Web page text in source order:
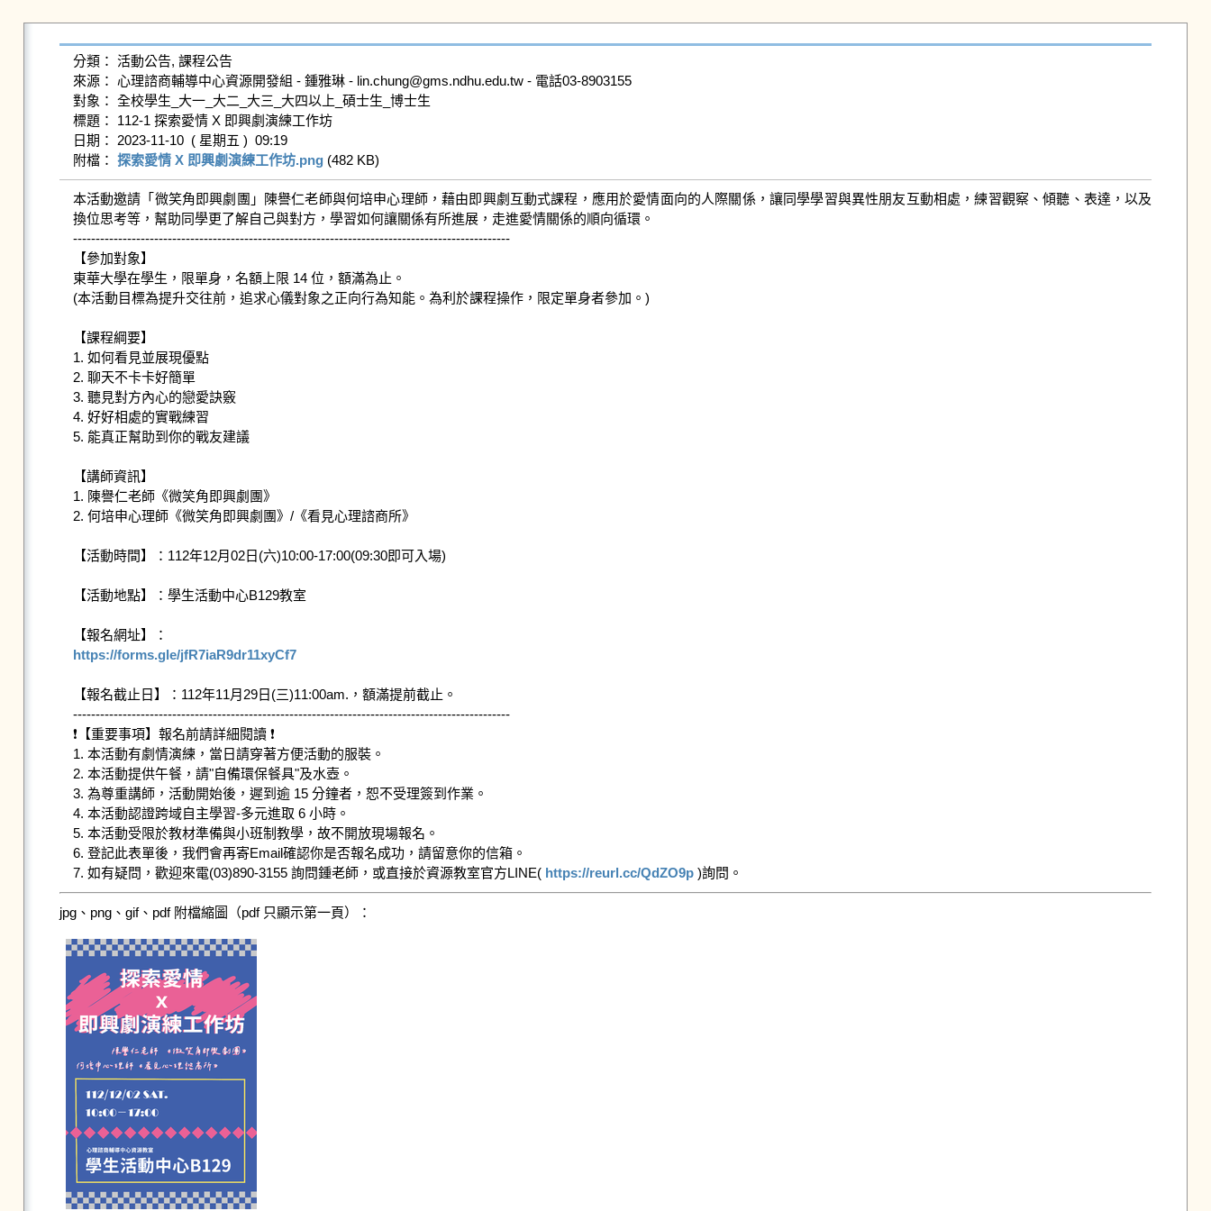
分類： 活動公告, 課程公告
來源： 心理諮商輔導中心資源開發組 - 鍾雅琳 - lin.chung@gms.ndhu.edu.tw - 電話03-8903155
對象： 全校學生_大一_大二_大三_大四以上_碩士生_博士生
標題： 112-1 探索愛情 X 即興劇演練工作坊
日期： 2023-11-10  ( 星期五 )  09:19
附檔： 探索愛情 X 即興劇演練工作坊.png (482 KB)
本活動邀請「微笑角即興劇團」陳譽仁老師與何培申心理師，藉由即興劇互動式課程，應用於愛情面向的人際關係，讓同學學習與異性朋友互動相處，練習觀察、傾聽、表達，以及
換位思考等，幫助同學更了解自己與對方，學習如何讓關係有所進展，走進愛情關係的順向循環。
-------------------------------------------------------------------------------------------------
【參加對象】
東華大學在學生，限單身，名額上限 14 位，額滿為止。
(本活動目標為提升交往前，追求心儀對象之正向行為知能。為利於課程操作，限定單身者參加。)
【課程綱要】
1. 如何看見並展現優點
2. 聊天不卡卡好簡單
3. 聽見對方內心的戀愛訣竅
4. 好好相處的實戰練習
5. 能真正幫助到你的戰友建議
【講師資訊】
1. 陳譽仁老師《微笑角即興劇團》
2. 何培申心理師《微笑角即興劇團》/《看見心理諮商所》
【活動時間】：112年12月02日(六)10:00-17:00(09:30即可入場)
【活動地點】：學生活動中心B129教室
https://forms.gle/jfR7iaR9dr11xyCf7
【報名截止日】：112年11月29日(三)11:00am.，額滿提前截止。
-------------------------------------------------------------------------------------------------
❗【重要事項】報名前請詳細閱讀 ❗
1. 本活動有劇情演練，當日請穿著方便活動的服裝。
2. 本活動提供午餐，請"自備環保餐具"及水壺。
3. 為尊重講師，活動開始後，遲到逾 15 分鐘者，恕不受理簽到作業。
4. 本活動認證跨域自主學習-多元進取 6 小時。
5. 本活動受限於教材準備與小班制教學，故不開放現場報名。
6. 登記此表單後，我們會再寄Email確認你是否報名成功，請留意你的信箱。
7. 如有疑問，歡迎來電(03)890-3155 詢問鍾老師，或直接於資源教室官方LINE( https://reurl.cc/QdZO9p )詢問。
jpg、png、gif、pdf 附檔縮圖（pdf 只顯示第一頁）：